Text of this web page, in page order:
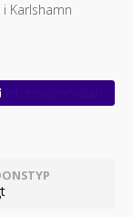
Karlshamn